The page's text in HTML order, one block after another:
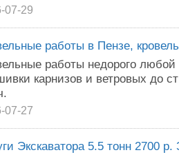
07-29
работы в Пензе,
работы недорого
карнизов и ветровых до
07-27
Экскаватора 5.5 тонн 2700 р.